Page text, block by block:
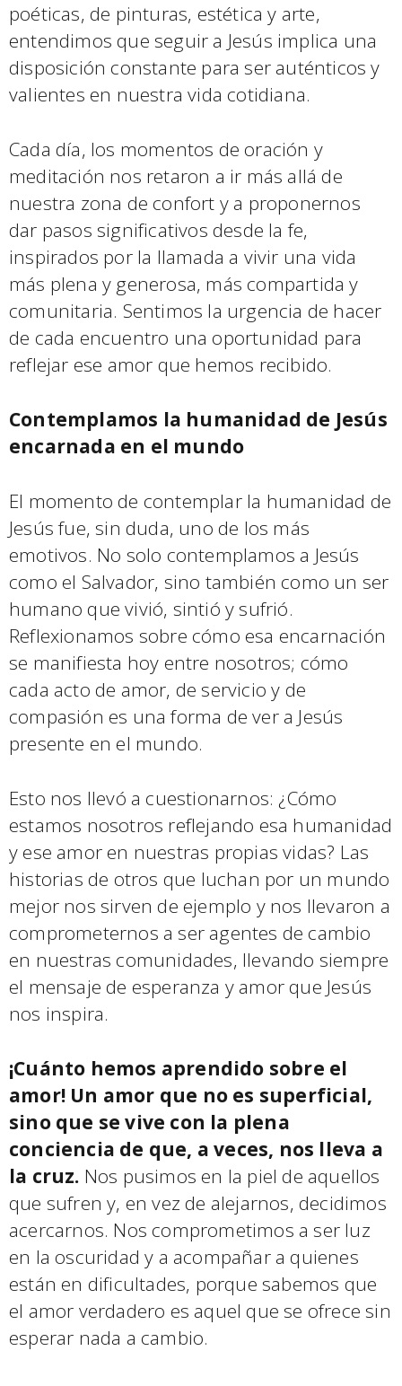
poéticas, de pinturas, estética y arte,
entendimos que seguir a Jesús implica una
disposición constante para ser auténticos y
valientes en nuestra vida cotidiana.
Cada día, los momentos de oración y
meditación nos retaron a ir más allá de
nuestra zona de confort y a proponernos
dar pasos significativos desde la fe,
inspirados por la llamada a vivir una vida
más plena y generosa, más compartida y
comunitaria. Sentimos la urgencia de hacer
de cada encuentro una oportunidad para
reflejar ese amor que hemos recibido.
Contemplamos la humanidad de Jesús
encarnada en el mundo
El momento de contemplar la humanidad de
Jesús fue, sin duda, uno de los más
emotivos. No solo contemplamos a Jesús
como el Salvador, sino también como un ser
humano que vivió, sintió y sufrió.
Reflexionamos sobre cómo esa encarnación
se manifiesta hoy entre nosotros; cómo
cada acto de amor, de servicio y de
compasión es una forma de ver a Jesús
presente en el mundo.
Esto nos llevó a cuestionarnos: ¿Cómo
estamos nosotros reflejando esa humanidad
y ese amor en nuestras propias vidas? Las
historias de otros que luchan por un mundo
mejor nos sirven de ejemplo y nos llevaron a
comprometernos a ser agentes de cambio
en nuestras comunidades, llevando siempre
el mensaje de esperanza y amor que Jesús
nos inspira.
¡Cuánto hemos aprendido sobre el
amor! Un amor que no es superficial,
sino que se vive con la plena
conciencia de que, a veces, nos lleva a
la cruz. Nos pusimos en la piel de aquellos
que sufren y, en vez de alejarnos, decidimos
acercarnos. Nos comprometimos a ser luz
en la oscuridad y a acompañar a quienes
están en dificultades, porque sabemos que
el amor verdadero es aquel que se ofrece sin
esperar nada a cambio.